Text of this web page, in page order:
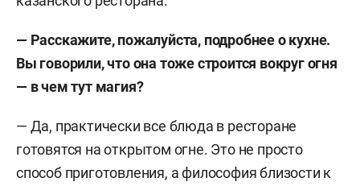
— Расскажите, пожалуйста, подробнее о кухне.
Вы говорили, что она тоже строится вокруг огня
— в чем тут магия?
— Да, практически все блюда в ресторане
готовятся на открытом огне. Это не просто
способ приготовления, а философия близости к